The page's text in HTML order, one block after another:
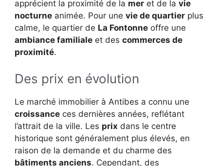
apprécient la proximité de la mer et de la vie
nocturne animée. Pour une vie de quartier plus
calme, le quartier de La Fontonne offre une
ambiance familiale et des commerces de
proximité.
Des prix en évolution
Le marché immobilier à Antibes a connu une
croissance ces dernières années, reflétant
l’attrait de la ville. Les prix dans le centre
historique sont généralement plus élevés, en
raison de la demande et du charme des
bâtiments anciens. Cependant, des